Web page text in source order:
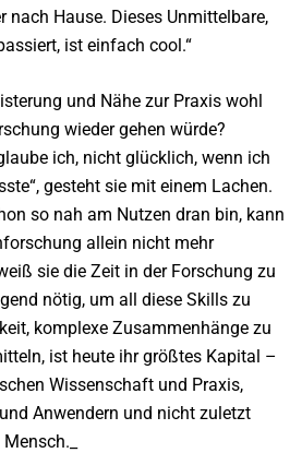
nach Hause. Dieses Unmittelbare,
ist einfach cool.“
und Nähe zur Praxis wohl
wieder gehen würde?
ich, nicht glücklich, wenn ich
gesteht sie mit einem Lachen.
so nah am Nutzen dran bin, kann
allein nicht mehr
sie die Zeit in der Forschung zu
nötig, um all diese Skills zu
komplexe Zusammenhänge zu
ist heute ihr größtes Kapital –
Wissenschaft und Praxis,
Anwendern und nicht zuletzt